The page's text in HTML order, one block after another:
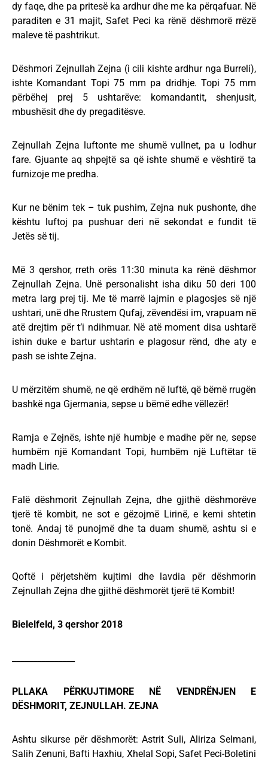
dy faqe, dhe pa pritesë ka ardhur dhe me ka përqafuar. Në
paraditen e 31 majit, Safet Peci ka rënë dëshmorë rrëzë
maleve të pashtrikut.
Dëshmori Zejnullah Zejna (i cili kishte ardhur nga Burreli),
ishte Komandant Topi 75 mm pa dridhje. Topi 75 mm
përbëhej prej 5 ushtarëve: komandantit, shenjusit,
mbushësit dhe dy pregaditësve.
Zejnullah Zejna luftonte me shumë vullnet, pa u lodhur
fare. Gjuante aq shpejtë sa që ishte shumë e vështirë ta
furnizoje me predha.
Kur ne bënim tek – tuk pushim, Zejna nuk pushonte, dhe
kështu luftoj pa pushuar deri në sekondat e fundit të
Jetës së tij.
Më 3 qershor, rreth orës 11:30 minuta ka rënë dëshmor
Zejnullah Zejna. Unë personalisht isha diku 50 deri 100
metra larg prej tij. Me të marrë lajmin e plagosjes së një
ushtari, unë dhe Rrustem Qufaj, zëvendësi im, vrapuam në
atë drejtim për t’i ndihmuar. Në atë moment disa ushtarë
ishin duke e bartur ushtarin e plagosur rënd, dhe aty e
pash se ishte Zejna.
U mërzitëm shumë, ne që erdhëm në luftë, që bëmë rrugën
bashkë nga Gjermania, sepse u bëmë edhe vëllezër!
Ramja e Zejnës, ishte një humbje e madhe për ne, sepse
humbëm një Komandant Topi, humbëm një Luftëtar të
madh Lirie.
Falë dëshmorit Zejnullah Zejna, dhe gjithë dëshmorëve
tjerë të kombit, ne sot e gëzojmë Lirinë, e kemi shtetin
tonë. Andaj të punojmë dhe ta duam shumë, ashtu si e
donin Dëshmorët e Kombit.
Qoftë i përjetshëm kujtimi dhe lavdia për dëshmorin
Zejnullah Zejna dhe gjithë dëshmorët tjerë të Kombit!
Bielelfeld, 3 qershor 2018
PLLAKA PËRKUJTIMORE NË VENDRËNJEN E
DËSHMORIT, ZEJNULLAH. ZEJNA
Ashtu sikurse për dëshmorët: Astrit Suli, Aliriza Selmani,
Salih Zenuni, Bafti Haxhiu, Xhelal Sopi, Safet Peci-Boletini